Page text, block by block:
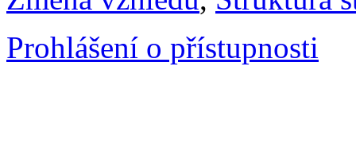
Prohlášení o přístupnosti